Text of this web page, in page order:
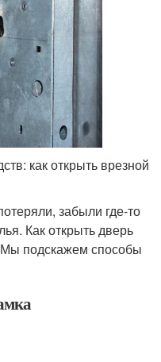
как открыть врезной
забыли где-то
Как открыть дверь
Мы подскажем способы